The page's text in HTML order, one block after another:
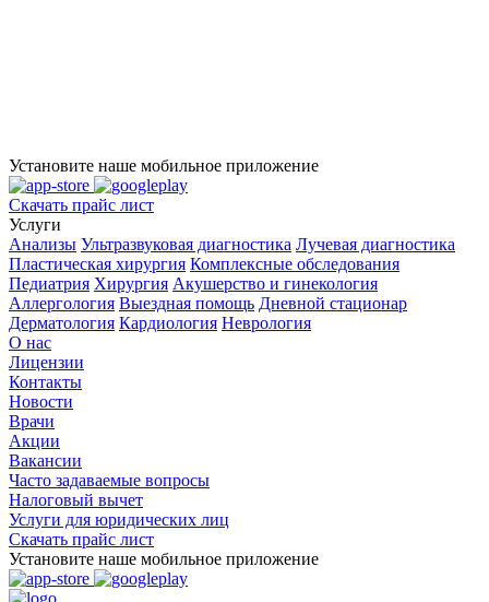
Установите наше мобильное приложение
Скачать прайс лист
Услуги
Анализы Ультразвуковая диагностика Лучевая диагностика
Пластическая хирургия Комплексные обследования
Педиатрия Хирургия Акушерство и гинекология
Аллергология Выездная помощь Дневной стационар
Дерматология Кардиология Неврология
О нас
Лицензии
Контакты
Новости
Врачи
Акции
Вакансии
Часто задаваемые вопросы
Налоговый вычет
Услуги для юридических лиц
Скачать прайс лист
Установите наше мобильное приложение